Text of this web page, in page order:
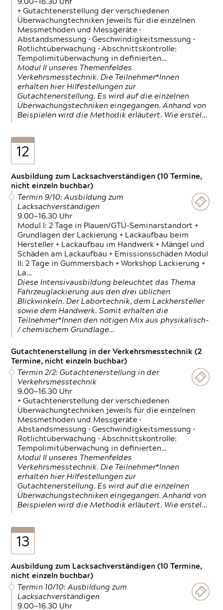
9.00—16.30 Uhr
+ Gutachtenerstellung der verschiedenen
Überwachungtechniken jeweils für die einzelnen
Messmethoden und Messgeräte •
Abstandsmessung • Geschwindigkeitsmessung •
Rotlichtüberwachung • Abschnittskontrolle:
Tempolimitüberwachung in definierten…
Modul II unseres Themenfeldes
Verkehrsmesstechnik. Die Teilnehmer*Innen
erhalten hier Hilfestellungen zur
Gutachtenerstellung. Es wird auf die einzelnen
Überwachungstechniken eingegangen. Anhand von
Beispielen wird die Methodik erläutert. Wie erstel…
12
Ausbildung zum Lacksachverständigen (10 Termine,
nicht einzeln buchbar)
Termin 9/10: Ausbildung zum
Lacksachverständigen
9.00—16.30 Uhr
Modul I: 2 Tage in Plauen/GTÜ-Seminarstandort +
Grundlagen der Lackierung + Lackaufbau beim
Hersteller + Lackaufbau im Handwerk + Mängel und
Schäden am Lackaufbau + Emissionsschäden Modul
II: 2 Tage in Gummersbach + Workshop Lackierung +
La…
Diese Intensivausbildung beleuchtet das Thema
Fahrzeuglackierung aus den drei üblichen
Blickwinkeln. Der Labortechnik, dem Lackhersteller
sowie dem Handwerk. Somit erhalten die
Teilnehmer*Innen den nötigen Mix aus physikalisch-
/ chemischem Grundlage…
Gutachtenerstellung in der Verkehrsmesstechnik (2
Termine, nicht einzeln buchbar)
Termin 2/2: Gutachtenerstellung in der
Verkehrsmesstechnik
9.00—16.30 Uhr
+ Gutachtenerstellung der verschiedenen
Überwachungtechniken jeweils für die einzelnen
Messmethoden und Messgeräte •
Abstandsmessung • Geschwindigkeitsmessung •
Rotlichtüberwachung • Abschnittskontrolle:
Tempolimitüberwachung in definierten…
Modul II unseres Themenfeldes
Verkehrsmesstechnik. Die Teilnehmer*Innen
erhalten hier Hilfestellungen zur
Gutachtenerstellung. Es wird auf die einzelnen
Überwachungstechniken eingegangen. Anhand von
Beispielen wird die Methodik erläutert. Wie erstel…
13
Ausbildung zum Lacksachverständigen (10 Termine,
nicht einzeln buchbar)
Termin 10/10: Ausbildung zum
Lacksachverständigen
9.00—16.30 Uhr